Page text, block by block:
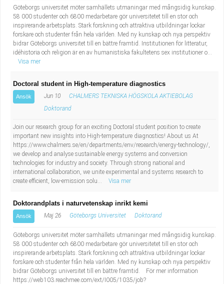
Kock, storhushåll
Undersköterska, vård- o specialavd. o mottagning
Bibliotekarie
Administrativ assistent
Lärare i gymnasiet
Göteborgs universitet möter samhällets utmaningar med mångsidig kunskap.
58 000 studenter och 6800 medarbetare gör universitetet till en stor och
inspirerande arbetsplats. Stark forskning och attraktiva utbildningar lockar
forskare och studenter från hela världen. Med ny kunskap och nya perspektiv
bidrar Göteborgs universitet till en bättre framtid. Institutionen för litteratur,
idéhistoria och religion är en av humanistiska fakultetens sex institutioner o...
Visa mer
Doctoral student in High-temperature diagnostics
Ansök Jun 10
CHALMERS TEKNISKA HÖGSKOLA AKTIEBOLAG
Doktorand
Join our research group for an exciting Doctoral student position to create
important new insights into High-temperature diagnostics! About us At
https://www.chalmers.se/en/departments/env/research/energy-technology/,
we develop and analyse sustainable energy systems and conversion
technologies for industry and society. Through strong national and
international collaboration, we unite experimental and systems research to
create efficient, low-emission solu...
Visa mer
Doktorandplats i naturvetenskap inrikt kemi
Ansök Maj 26 Göteborgs Universitet Doktorand
Göteborgs universitet möter samhällets utmaningar med mångsidig kunskap.
58 000 studenter och 6800 medarbetare gör universitetet till en stor och
inspirerande arbetsplats. Stark forskning och attraktiva utbildningar lockar
forskare och studenter från hela världen. Med ny kunskap och nya perspektiv
bidrar Göteborgs universitet till en bättre framtid. För mer information
https://web103.reachmee.com/ext/I005/1035/job?